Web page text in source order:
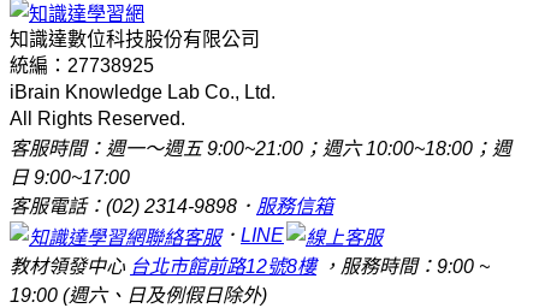
知識達數位科技股份有限公司
統編：27738925
iBrain Knowledge Lab Co., Ltd.
All Rights Reserved.
客服時間：週一～週五 9:00~21:00；週六 10:00~18:00；週
日 9:00~17:00
客服電話：(02) 2314-9898． 服務信箱
． LINE
教材領發中心 台北市館前路12號8樓，服務時間：9:00 ~
19:00 (週六、日及例假日除外)